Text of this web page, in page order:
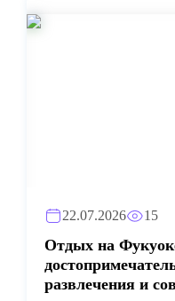
22.07.2026 15
Отдых на
развлечения и